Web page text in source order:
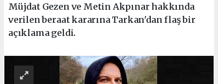
Müjdat Gezen ve Metin Akpınar hakkında
verilen beraat kararına Tarkan'dan flaş bir
açıklama geldi.